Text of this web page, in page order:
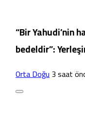
“Bir Yahudi’nin
bedeldir”:
Orta Doğu3 saat